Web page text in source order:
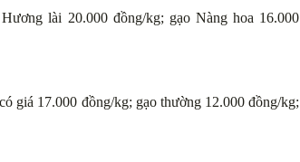
lài 20.000 đồng/kg; gạo Nàng hoa 16.000
giá 17.000 đồng/kg; gạo thường 12.000 đồng/kg;